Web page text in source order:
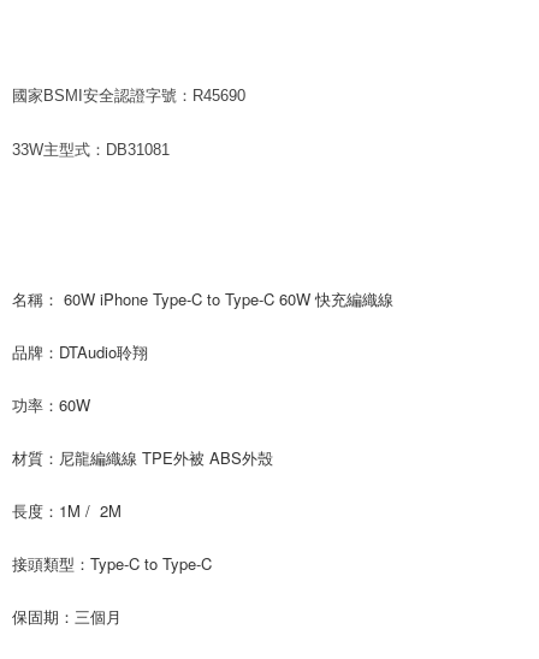
國家BSMI安全認證字號：R45690
33W主型式：DB31081
名稱： 60W iPhone Type-C to Type-C 60W 快充編織線
品牌：DTAudio聆翔
功率：60W
材質：尼龍編織線 TPE外被 ABS外殼
長度：1M / 2M
接頭類型：Type-C to Type-C
保固期：三個月